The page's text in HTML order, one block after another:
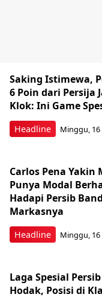
Headline
Saking Istimewa,
6 Poin dari Persija
Klok: Ini Game
Minggu, 16
Headline
Carlos Pena Yakin
Punya Modal
Hadapi Persib
Markasnya
Minggu, 16
Laga Spesial
Hodak, Posisi di